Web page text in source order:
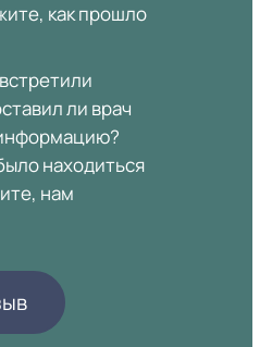
как прошло
ли врач
находиться
нам